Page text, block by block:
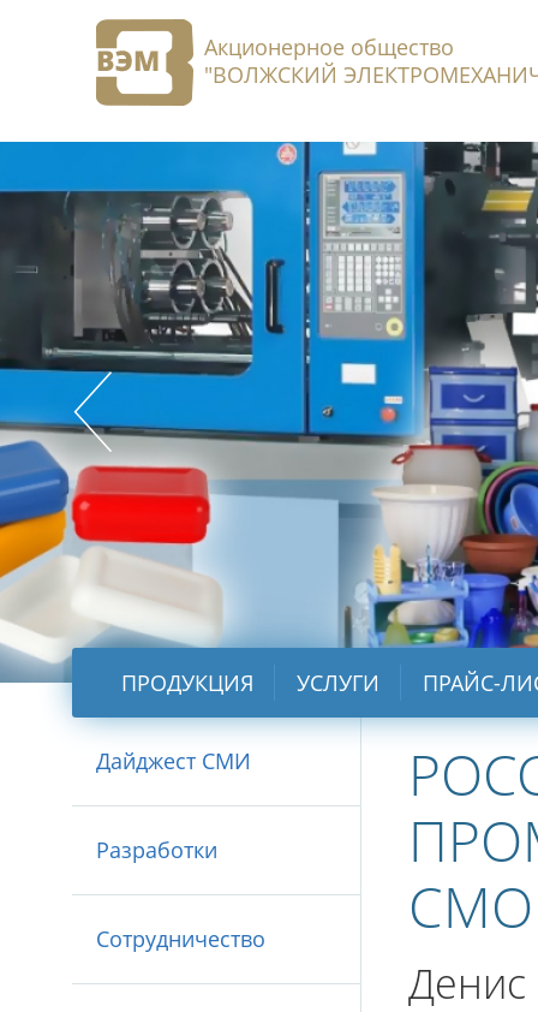
Акционерное общество
"ВОЛЖСКИЙ
ПРОДУКЦИЯ УСЛУГИ ПРАЙС-
Дайджест СМИ
Разработки
Сотрудничество